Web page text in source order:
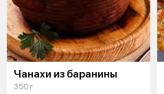
Чанахи из баранины
350 г